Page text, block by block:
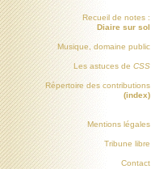
Recueil de notes :
Diaire sur sol
Musique, domaine public
Les astuces de CSS
Répertoire des contributions
(index)
Mentions légales
Tribune libre
Contact